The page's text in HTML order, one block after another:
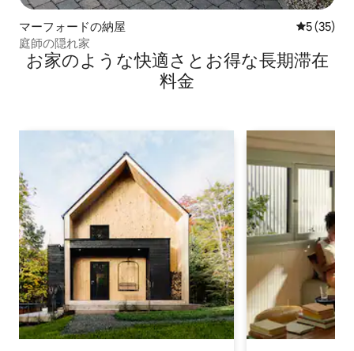
マーフォードの納屋 レビュー
5 (35)
庭師の隠れ家
お家のような快⁠適⁠さ⁠とお⁠得⁠な長⁠期⁠滞⁠在
料⁠金